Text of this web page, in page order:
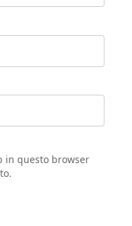
in questo browser